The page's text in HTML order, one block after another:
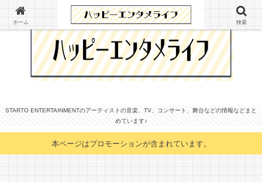
STARTO ENTERTAINMENTのアーティストの音楽、TV、コンサート、舞台などの情報などまと
めています♪
本ページはプロモーションが含まれています。
ホーム 検索